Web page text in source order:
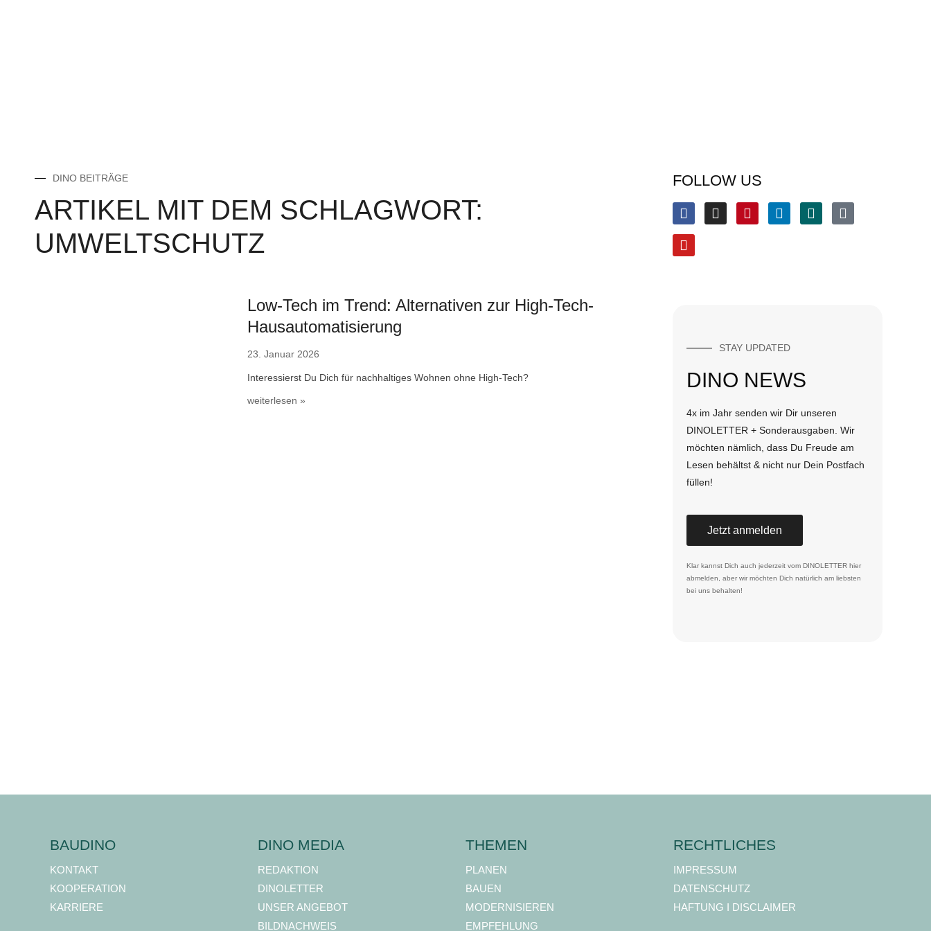
DINO BEITRÄGE
ARTIKEL MIT DEM SCHLAGWORT:
UMWELTSCHUTZ
Low-Tech im Trend: Alternativen zur High-Tech-
Hausautomatisierung
23. Januar 2026
Interessierst Du Dich für nachhaltiges Wohnen ohne High-Tech?
weiterlesen »
FOLLOW US
STAY UPDATED
DINO NEWS
4x im Jahr senden wir Dir unseren
DINOLETTER + Sonderausgaben. Wir
möchten nämlich, dass Du Freude am
Lesen behältst & nicht nur Dein Postfach
füllen!
Jetzt anmelden
Klar kannst Dich auch jederzeit vom DINOLETTER hier
abmelden, aber wir möchten Dich natürlich am liebsten
bei uns behalten!
BAUDINO
KONTAKT
KOOPERATION
KARRIERE
DINO MEDIA
REDAKTION
DINOLETTER
UNSER ANGEBOT
BILDNACHWEIS
THEMEN
PLANEN
BAUEN
MODERNISIEREN
EMPFEHLUNG
RECHTLICHES
IMPRESSUM
DATENSCHUTZ
HAFTUNG I DISCLAIMER